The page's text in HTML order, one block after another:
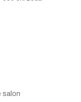
salon